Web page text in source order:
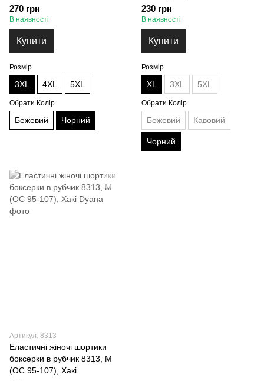
270 грн
В наявності
Купити
Розмір
3XL 4XL 5XL
Обрати Колір
Бежевий Чорний
230 грн
В наявності
Купити
Розмір
XL 3XL 5XL
Обрати Колір
Бежевий Кавовий
Чорний
Артикул: 8313
Еластичні жіночі шортики
боксерки в рубчик 8313, M
(ОС 95-107), Хакі